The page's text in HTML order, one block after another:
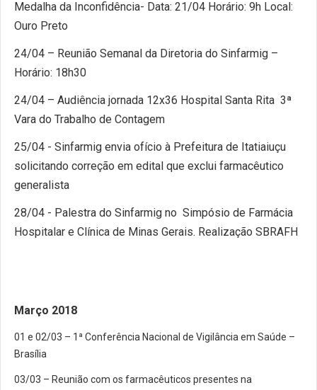
Medalha da Inconfidência- Data: 21/04 Horário: 9h Local:
Ouro Preto
24/04 – Reunião Semanal da Diretoria do Sinfarmig –
Horário: 18h30
24/04 – Audiência jornada 12x36 Hospital Santa Rita 3ª
Vara do Trabalho de Contagem
25/04 - Sinfarmig envia ofício à Prefeitura de Itatiaiuçu
solicitando correção em edital que exclui farmacêutico
generalista
28/04 - Palestra do Sinfarmig no Simpósio de Farmácia
Hospitalar e Clínica de Minas Gerais. Realização SBRAFH
Março 2018
01 e 02/03 – 1ª Conferência Nacional de Vigilância em Saúde –
Brasília
03/03 – Reunião com os farmacêuticos presentes na